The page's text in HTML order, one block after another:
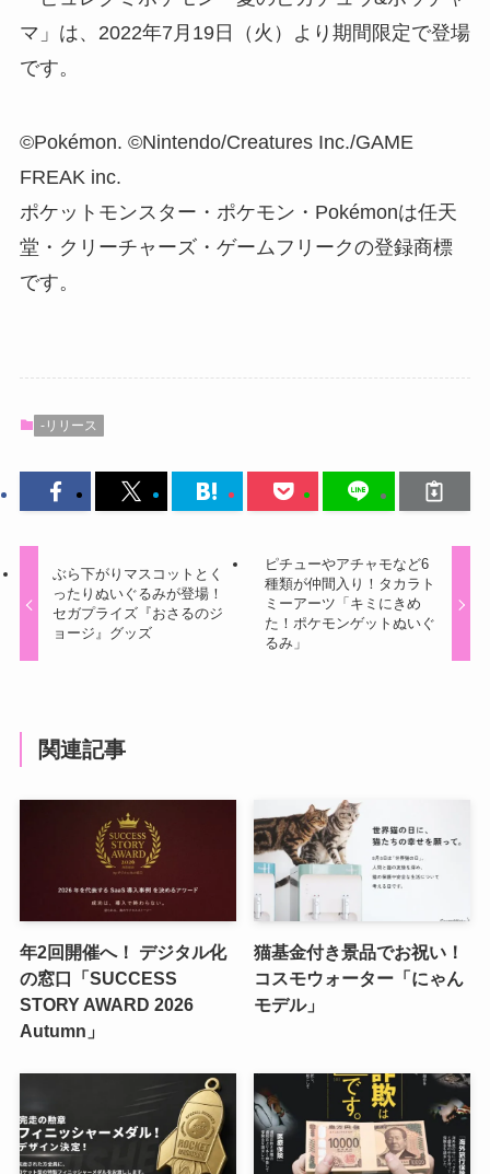
マ」は、2022年7月19日（火）より期間限定で登場
です。
©Pokémon. ©Nintendo/Creatures Inc./GAME
FREAK inc.
ポケットモンスター・ポケモン・Pokémonは任天
堂・クリーチャーズ・ゲームフリークの登録商標
です。
-リリース
ぶら下がりマスコットとく
ったりぬいぐるみが登場！
セガプライズ『おさるのジ
ョージ』グッズ
ピチューやアチャモなど6
種類が仲間入り！タカラト
ミーアーツ「キミにきめ
た！ポケモンゲットぬいぐ
るみ」
関連記事
年2回開催へ！ デジタル化
の窓口「SUCCESS
STORY AWARD 2026
Autumn」
猫基金付き景品でお祝い！
コスモウォーター「にゃん
モデル」